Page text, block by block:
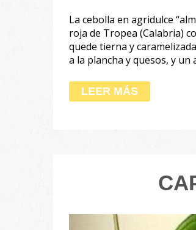
La cebolla en agridulce
roja de Tropea (Calabria)
quede tierna y
a la plancha y quesos, y un
LEER MÁS